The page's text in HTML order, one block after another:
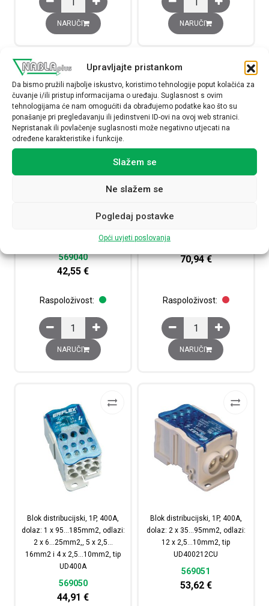
Upravljajte pristankom
Da bismo pružili najbolje iskustvo, koristimo tehnologije poput kolačića za
čuvanje i/ili pristup informacijama o uređaju. Suglasnost s ovim
tehnologijama će nam omogućiti da obrađujemo podatke kao što su
ponašanje pri pregledavanju ili jedinstveni ID-ovi na ovoj web stranici.
Nepristanak ili povlačenje suglasnosti može negativno utjecati na
određene karakteristike i funkcije.
Slažem se
Ne slažem se
Pogledaj postavke
Opći uvjeti poslovanja
NARUČI NARUČI
Blok distribucijski, 1P, 250A,
2 x 6…25mm2,, 4 x 2,5…
569040
42,55€
Raspoloživost:
Blok distribucijski, 1P, 250A, dolaz: 1 x 35...120mm2,
NARUČI
Blok distribucijski, 1P, 400A,
12 x 2,5…10mm2, tip
70,94€
Raspoloživost:
Blok distribucijski,
NARUČI
Blok distribucijski, 1P, 400A,
dolaz: 1 x 95…185mm2, odlazi:
2 x 6…25mm2,, 5 x 2,5…
16mm2 i 4 x 2,5…10mm2, tip
UD400A
569050
44,91€
Blok distribucijski, 1P, 400A,
dolaz: 2 x 35…95mm2, odlazi:
12 x 2,5…10mm2, tip
UD400212CU
569051
53,62 €